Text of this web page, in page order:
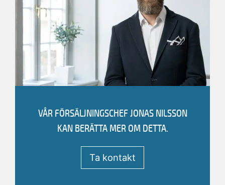
VÅR FÖRSÄLJNINGSCHEFJONAS NILSSON
KAN BERÄTTA MER OM DETTA.
Ta kontakt
Försäljningschef
JONAS NILSSON
Jag vill bli kontaktad